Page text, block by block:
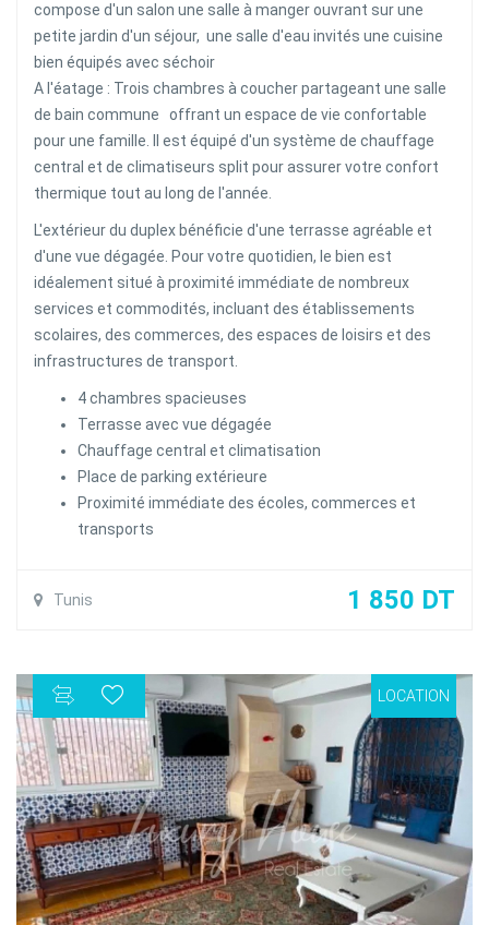
compose d'un salon une salle à manger ouvrant sur une
petite jardin d'un séjour, une salle d'eau invités une cuisine
bien équipés avec séchoir
A l'éatage : Trois chambres à coucher partageant une salle
de bain commune offrant un espace de vie confortable
pour une famille. Il est équipé d'un système de chauffage
central et de climatiseurs split pour assurer votre confort
thermique tout au long de l'année.
L'extérieur du duplex bénéficie d'une terrasse agréable et
d'une vue dégagée. Pour votre quotidien, le bien est
idéalement situé à proximité immédiate de nombreux
services et commodités, incluant des établissements
scolaires, des commerces, des espaces de loisirs et des
infrastructures de transport.
4 chambres spacieuses
Terrasse avec vue dégagée
Chauffage central et climatisation
Place de parking extérieure
Proximité immédiate des écoles, commerces et
transports
Tunis 1 850 DT
LOCATION